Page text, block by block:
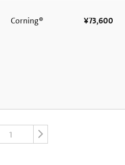
Corning® ¥73,600
1